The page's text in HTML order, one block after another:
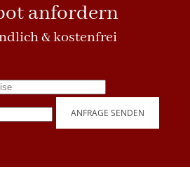
anfordern
& kostenfrei
ANFRAGE SENDEN